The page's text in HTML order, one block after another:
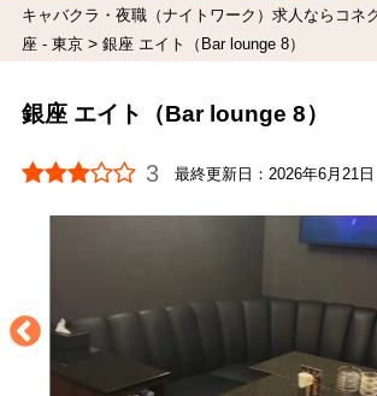
キャバクラ・夜職（ナイトワーク）求人ならコネ
座 - 東京> 銀座 エイト（Bar lounge 8）
銀座 エイト（Bar lounge 8）
3 最終更新日：2026年6月21日